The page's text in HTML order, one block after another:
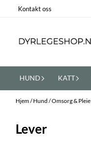
Hopp til innhold
Kontakt oss
HUND KATT
Hjem/Hund /Omsorg & Pleie
Lever